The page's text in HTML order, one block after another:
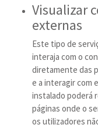
Visualizar
externas
Este tipo de
interaja com o
diretamente das
e a interagir com
instalado poderá
páginas onde o
os utilizadores